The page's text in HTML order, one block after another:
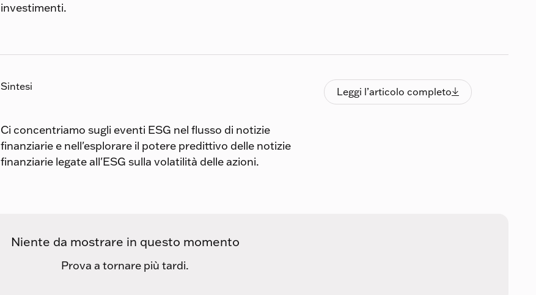
investimenti.
Sintesi
Ci concentriamo sugli eventi ESG nel flusso di notizie
finanziarie e nell'esplorare il potere predittivo delle notizie
finanziarie legate all'ESG sulla volatilità delle azioni.
Leggi l’articolo completo
Leggi l’articolo completo
Niente da mostrare in questo momento
Prova a tornare più tardi.